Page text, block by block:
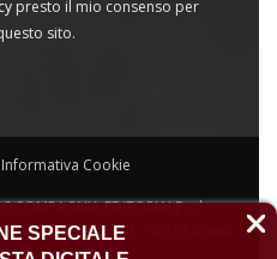
presto il mio consenso per
sito.
Informativa Cookie
EDITORIALE srl
Capogrossi, 50 – 00155 Roma
Capitale 31.200
SPECIALE